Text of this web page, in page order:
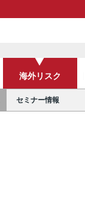
海外リスク
セミナー情報